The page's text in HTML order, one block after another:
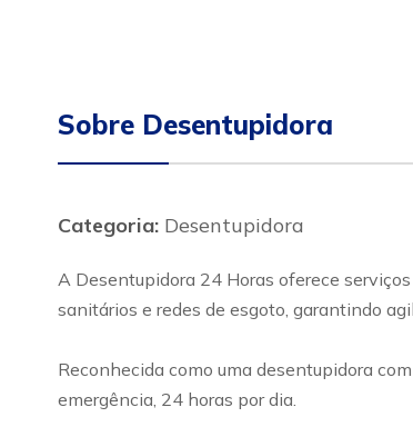
Sobre Desentupidora
Categoria: Desentupidora
A Desentupidora 24 Horas oferece
sanitários e redes de esgoto, garantindo
Reconhecida como uma desentupidora
emergência, 24 horas por dia.